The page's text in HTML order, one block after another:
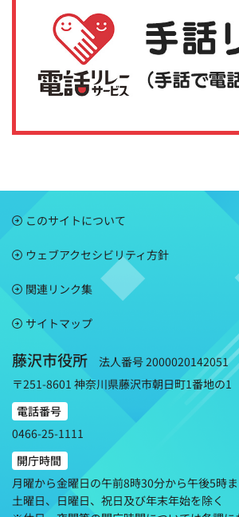
このサイトについて
ウェブアクセシビリティ方針
関連リンク集
サイトマップ
藤沢市役所
法人番号 2000020142051
〒251-8601 神奈川県藤沢市朝日町1番地の1
電話番号
0466-25-1111
開庁時間
月曜から金曜日の午前8時30分から午後5時
土曜日、日曜日、祝日及び年末年始を除く